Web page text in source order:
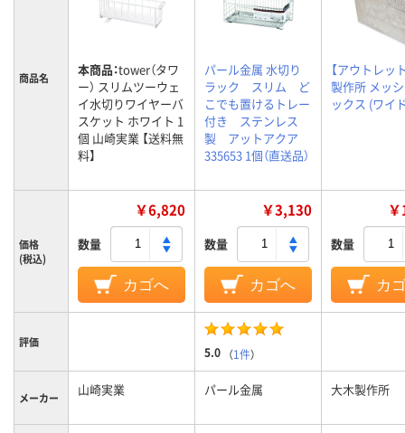
商品名 本商品：tower（タワ
ー） スリムツーウェ
イ水切りワイヤーバ
スケット ホワイト 1
個 山崎実業 【送料無
料】
パール金属 水切り
ラック スリム ど
こでも置けるトレー
付き ステンレス
製 アットアクア
335653 1個（直送品）
【アウトレッ
製作所 メッ
ックス (ワイ
価格
(税込)
￥6,820
数量
カゴへ
￥3,130
数量
カゴへ
数量
カ
評価
5.0 （1件）
メーカー 山崎実業 パール金属 大木製作所